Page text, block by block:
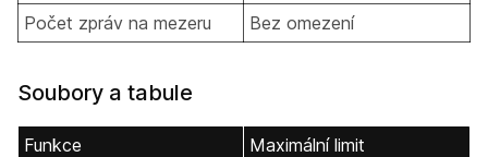
Počet zpráv na mezeru
Bez omezení
Soubory a tabule
Funkce
Maximální limit